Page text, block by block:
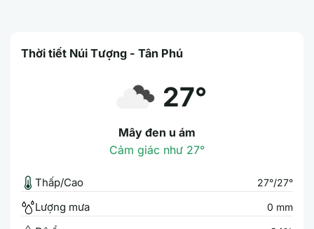
Thời tiết Núi Tượng - Tân Phú
27°
Mây đen u ám
Cảm giác như 27°
Thấp/Cao 27°/27°
Lượng mưa 0 mm